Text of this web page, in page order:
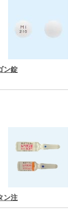
ン錠
ン注